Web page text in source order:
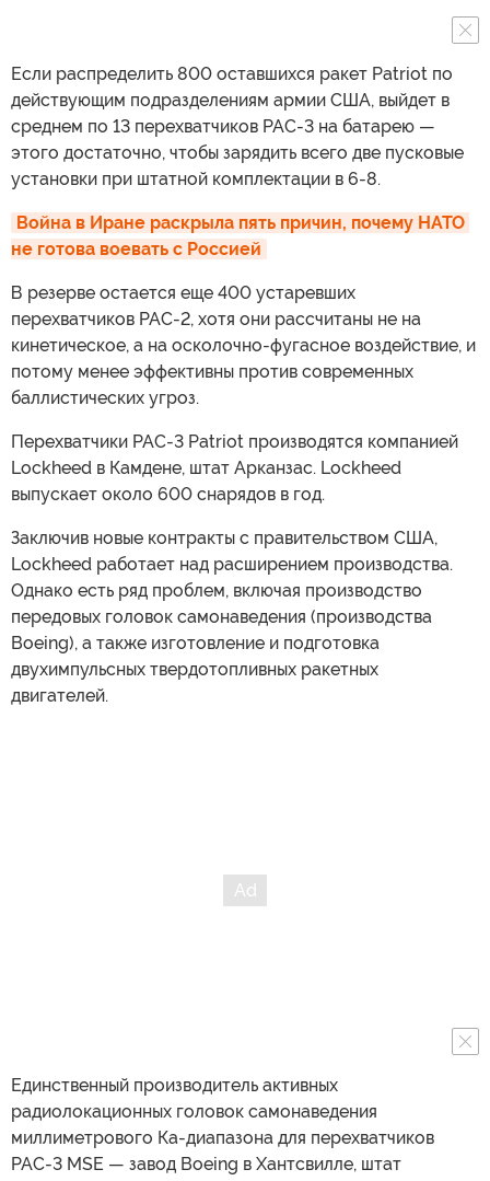
Если распределить 800 оставшихся ракет Patriot по
действующим подразделениям армии США, выйдет в
среднем по 13 перехватчиков PAC-3 на батарею —
этого достаточно, чтобы зарядить всего две пусковые
установки при штатной комплектации в 6-8.
Война в Иране раскрыла пять причин, почему НАТО
не готова воевать с Россией
В резерве остается еще 400 устаревших
перехватчиков PAC-2, хотя они рассчитаны не на
кинетическое, а на осколочно-фугасное воздействие, и
потому менее эффективны против современных
баллистических угроз.
Перехватчики PAC-3 Patriot производятся компанией
Lockheed в Камдене, штат Арканзас. Lockheed
выпускает около 600 снарядов в год.
Заключив новые контракты с правительством США,
Lockheed работает над расширением производства.
Однако есть ряд проблем, включая производство
передовых головок самонаведения (производства
Boeing), а также изготовление и подготовка
двухимпульсных твердотопливных ракетных
двигателей.
Единственный производитель активных
радиолокационных головок самонаведения
миллиметрового Ка-диапазона для перехватчиков
PAC-3 MSE — завод Boeing в Хантсвилле, штат